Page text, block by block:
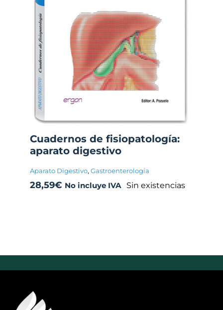
Cuadernos de fisiopatología:
aparato digestivo
Aparato Digestivo, Gastroenterología
28,59€ No incluye IVA Sin existencias